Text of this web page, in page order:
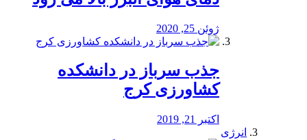
ژوئن 25, 2020
جذب سرباز در دانشکده
کشاورزی کرج
اکتبر 21, 2019
انرژی